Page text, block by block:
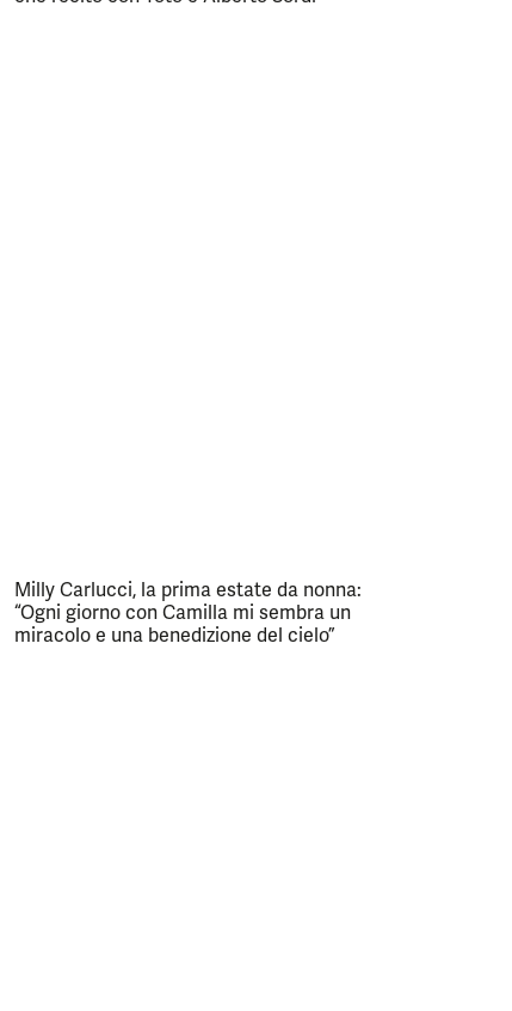
Milly Carlucci, la prima estate da nonna:
“Ogni giorno con Camilla mi sembra un
miracolo e una benedizione del cielo”